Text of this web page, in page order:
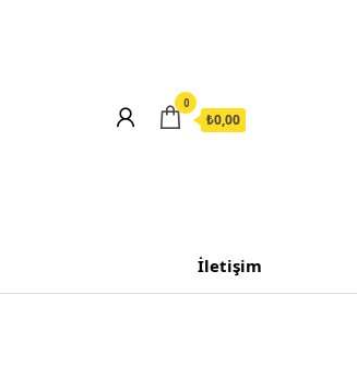
0
₺0,00
İletişim